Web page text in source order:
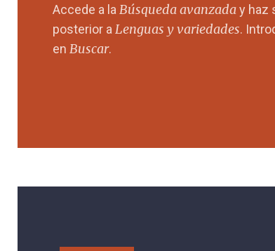
Accede a laBúsqueda avanzaday haz
posterior aLenguas y variedades.
en Buscar.